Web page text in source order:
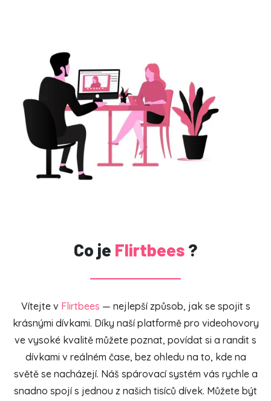
Co je Flirtbees ?
Vítejte v Flirtbees — nejlepší způsob, jak se spojit s
krásnými dívkami. Díky naší platformě pro videohovory
ve vysoké kvalitě můžete poznat, povídat si a randit s
dívkami v reálném čase, bez ohledu na to, kde na
světě se nacházejí. Náš spárovací systém vás rychle a
snadno spojí s jednou z našich tisíců dívek. Můžete být